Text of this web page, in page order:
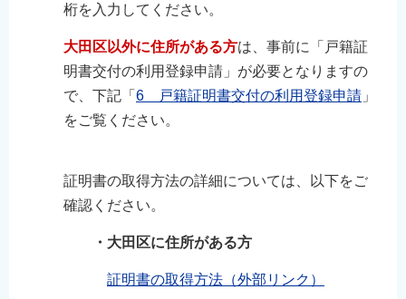
桁を入力してください。
大田区以外に住所がある方は、事前に「戸籍証
明書交付の利用登録申請」が必要となりますの
で、下記「 6 戸籍証明書交付の利用登録申請 」
をご覧ください。
証明書の取得方法の詳細については、以下をご
確認ください。
・大田区に住所がある方
証明書の取得方法（外部リンク）